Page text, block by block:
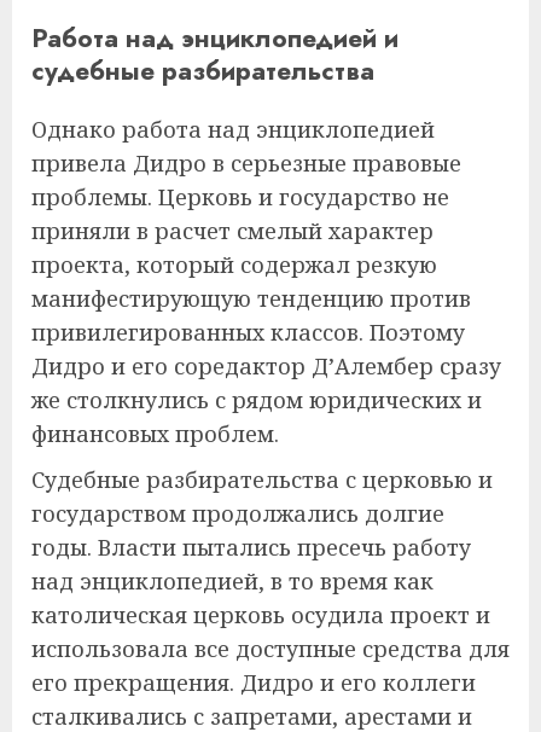
Работа над энциклопедией и
судебные разбирательства
Однако работа над энциклопедией
привела Дидро в серьезные правовые
проблемы. Церковь и государство не
приняли в расчет смелый характер
проекта, который содержал резкую
манифестирующую тенденцию против
привилегированных классов. Поэтому
Дидро и его соредактор Д’Алембер сразу
же столкнулись с рядом юридических и
финансовых проблем.
Судебные разбирательства с церковью и
государством продолжались долгие
годы. Власти пытались пресечь работу
над энциклопедией, в то время как
католическая церковь осудила проект и
использовала все доступные средства для
его прекращения. Дидро и его коллеги
сталкивались с запретами, арестами и